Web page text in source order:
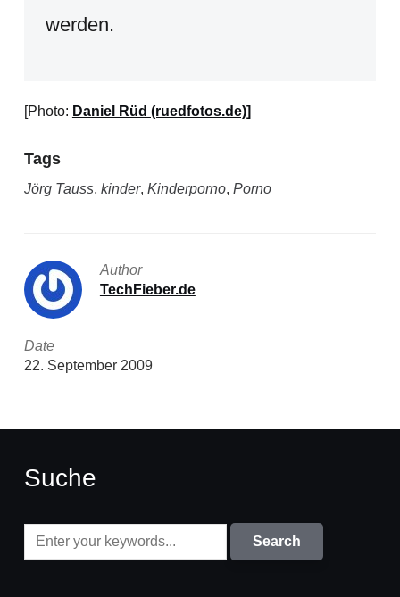
werden.
[Photo: Daniel Rüd (ruedfotos.de)]
Tags
Jörg Tauss, kinder, Kinderporno, Porno
Author
TechFieber.de
Date
22. September 2009
Suche